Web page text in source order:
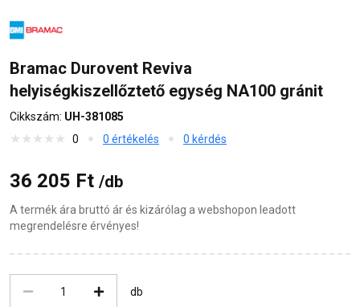
Bramac Durovent Reviva
helyiségkiszellőztető egység NA100 gránit
Cikkszám: UH-381085
0
0 értékelés 0 kérdés
36 205 Ft /db
A termék ára bruttó ár és kizárólag a webshopon leadott
megrendelésre érvényes!
db